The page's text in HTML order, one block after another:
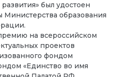
был удостоен
Министерства образования
на всероссийском
проектов
фондом
«Единство во имя